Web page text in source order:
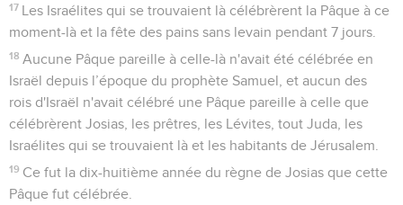
17 Les Israélites qui se trouvaient là célébrèrent la Pâque à ce
moment-là et la fête des pains sans levain pendant 7 jours.
18 Aucune Pâque pareille à celle-là n'avait été célébrée en
Israël depuis l’époque du prophète Samuel, et aucun des
rois d'Israël n'avait célébré une Pâque pareille à celle que
célébrèrent Josias, les prêtres, les Lévites, tout Juda, les
Israélites qui se trouvaient là et les habitants de Jérusalem.
19 Ce fut la dix-huitième année du règne de Josias que cette
Pâque fut célébrée.